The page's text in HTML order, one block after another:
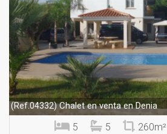
(Ref.04332)Chalet en venta en Denia
5 5 260m²